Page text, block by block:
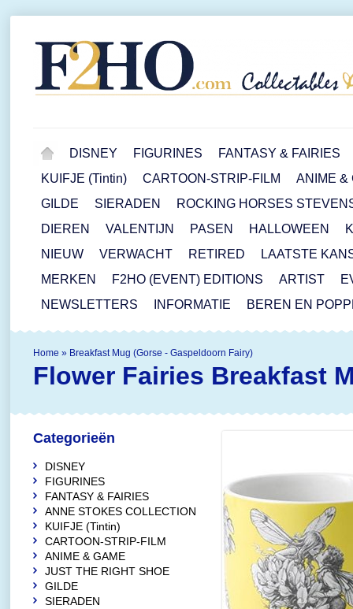
DISNEY FIGURINES
FANTASY & FAIRIES
KUIFJE (Tintin)
CARTOON-STRIP-FILM
ANIME &
GILDE
SIERADEN
ROCKING HORSES
DIEREN
VALENTIJN PASEN HALLOWEEN
NIEUW
VERWACHT RETIRED
LAATSTE
MERKEN
F2HO (EVENT) EDITIONS ARTIST
NEWSLETTERS
INFORMATIE BEREN EN
Home » Breakfast Mug (Gorse - Gaspeldoorn Fairy)
Flower Fairies Breakfast
Categorieën
DISNEY
FIGURINES
FANTASY & FAIRIES
ANNE STOKES COLLECTION
KUIFJE (Tintin)
CARTOON-STRIP-FILM
ANIME & GAME
JUST THE RIGHT SHOE
GILDE
SIERADEN